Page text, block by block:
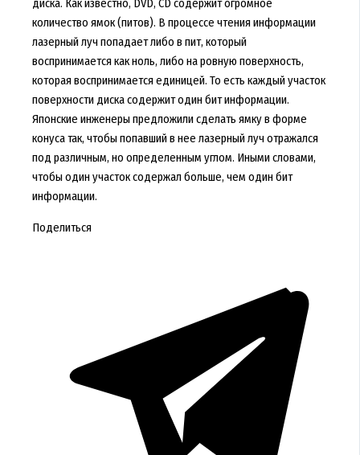
диска. Как известно, DVD, CD содержит огромное
количество ямок (питов). В процессе чтения информации
лазерный луч попадает либо в пит, который
воспринимается как ноль, либо на ровную поверхность,
которая воспринимается единицей. То есть каждый участок
поверхности диска содержит один бит информации.
Японские инженеры предложили сделать ямку в форме
конуса так, чтобы попавший в нее лазерный луч отражался
под различным, но определенным углом. Иными словами,
чтобы один участок содержал больше, чем один бит
информации.
Поделиться